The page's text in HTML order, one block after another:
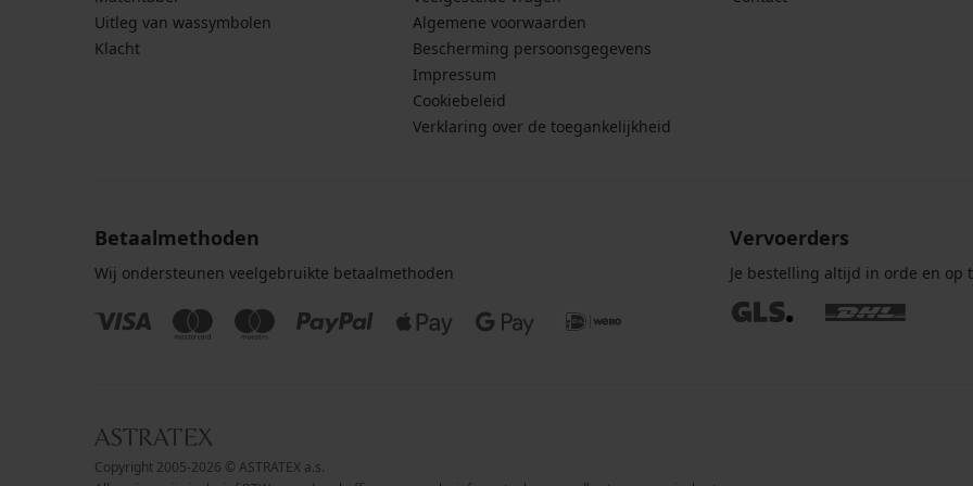
Uitleg van wassymbolen
Klacht
Algemene voorwaarden
Bescherming persoonsgegevens
Impressum
Cookiebeleid
Verklaring over de toegankelijkheid
Betaalmethoden
Wij ondersteunen veelgebruikte betaalmethoden
Vervoerders
Je bestelling altijd in orde en op
Copyright 2005-2026 © ASTRATEX a.s.